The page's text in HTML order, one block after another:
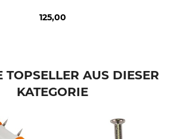
125,00
TOPSELLER AUS DIESER
KATEGORIE